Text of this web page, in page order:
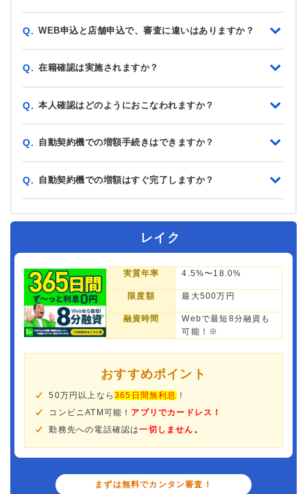
Q. WEB申込と店舗申込で、審査に違いはありますか？
Q. 在籍確認は実施されますか？
Q. 本人確認はどのようにおこなわれますか？
Q. 自動契約機での増額手続きはできますか？
Q. 自動契約機での増額はすぐ完了しますか？
レイク
実質年率 4.5%〜18.0%
限度額 最大500万円
融資時間
Webで最短8分融資も
可能！※
おすすめポイント
50万円以上なら365日間無利息
！
コンビニATM可能！ アプリでカードレス！
勤務先への電話確認は一切しません。
まずは無料でカンタン審査！